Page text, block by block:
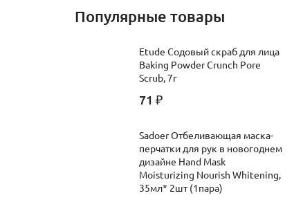
Популярные товары
Etude Содовый скраб для лица
Baking Powder Crunch Pore
Scrub, 7г
71 ₽
Sadoer Отбеливающая маска-
перчатки для рук в новогоднем
дизайне Hand Mask
Moisturizing Nourish Whitening,
35мл* 2шт (1пара)